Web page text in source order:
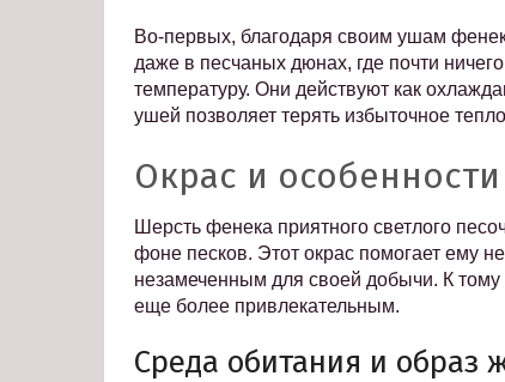
Во-первых, благодаря своим ушам
даже в песчаных дюнах, где почти
температуру. Они действуют как
ушей позволяет терять избыточное
Окрас и
Шерсть фенека приятного светлого
фоне песков. Этот окрас помогает ему
незамеченным для своей добычи. К тому
еще более привлекательным.
Среда обитания и образ